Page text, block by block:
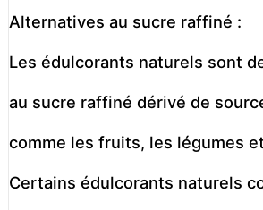
Alternatives au sucre raffiné :
Les édulcorants naturels sont
au sucre raffiné dérivé de
comme les fruits, les légumes
Certains édulcorants naturels